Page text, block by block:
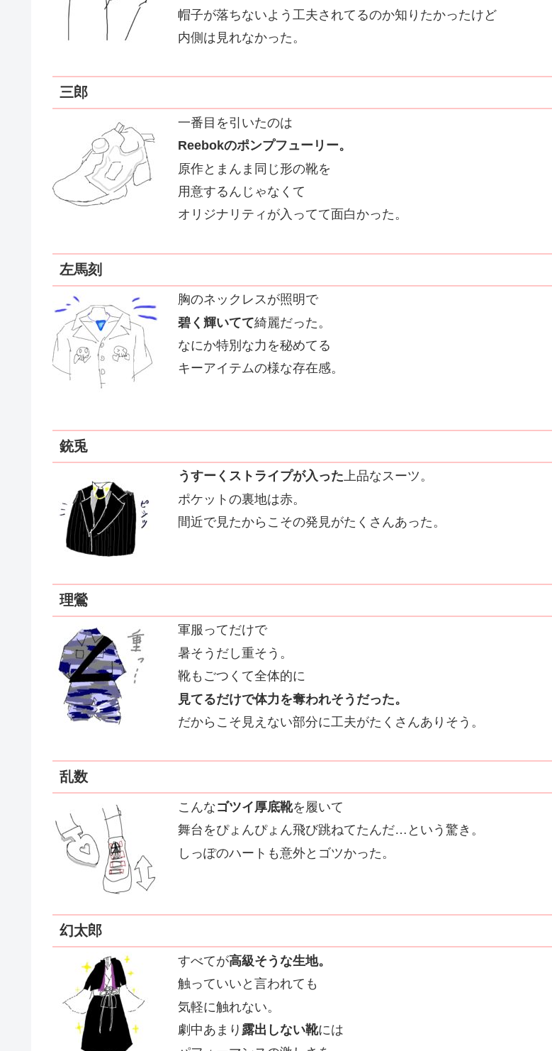
帽子が落ちないよう工夫されてるのか知りたかったけど
内側は見れなかった。
三郎
一番目を引いたのは
Reebokのポンプフューリー。
原作とまんま同じ形の靴を
用意するんじゃなくて
オリジナリティが入ってて面白かった。
左馬刻
胸のネックレスが照明で
碧く輝いてて綺麗だった。
なにか特別な力を秘めてる
キーアイテムの様な存在感。
銃兎
うすーくストライプが入った上品なスーツ。
ポケットの裏地は赤。
間近で見たからこその発見がたくさんあった。
理鶯
軍服ってだけで
暑そうだし重そう。
靴もごつくて全体的に
見てるだけで体力を奪われそうだった。
だからこそ見えない部分に工夫がたくさんありそう。
乱数
こんなゴツイ厚底靴を履いて
舞台をぴょんぴょん飛び跳ねてたんだ…という驚き。
しっぽのハートも意外とゴツかった。
幻太郎
すべてが高級そうな生地。
触っていいと言われても
気軽に触れない。
劇中あまり 露出しない靴には